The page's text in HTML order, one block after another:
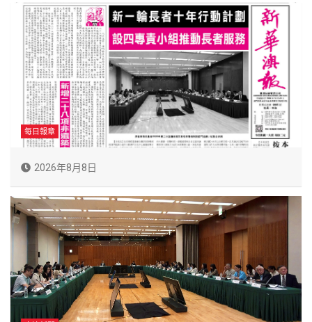
每日報章
2026年8月8日